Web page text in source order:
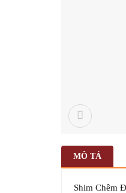
MÔ TẢ
Shim Chêm